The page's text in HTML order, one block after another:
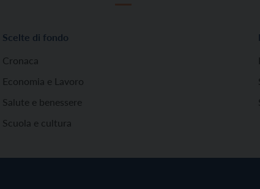
Scelte di fondo
Cronaca
Economia e Lavoro
Salute e benessere
Scuola e cultura